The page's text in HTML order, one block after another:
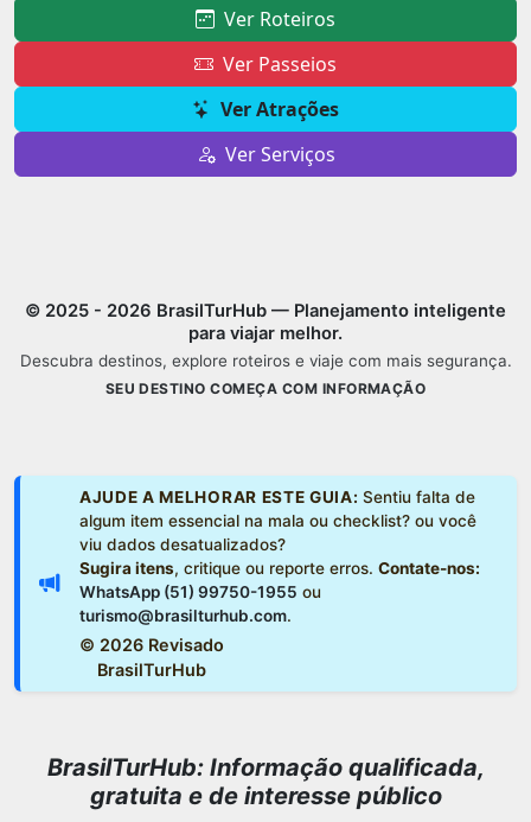
Ver Roteiros
Ver Passeios
Ver Atrações
Ver Serviços
© 2025 - 2026 BrasilTurHub — Planejamento inteligente
para viajar melhor.
Descubra destinos, explore roteiros e viaje com mais segurança.
SEU DESTINO COMEÇA COM INFORMAÇÃO
AJUDE A MELHORAR ESTE GUIA: Sentiu falta de
algum item essencial na mala ou checklist? ou você
viu dados desatualizados?
Sugira itens, critique ou reporte erros. Contate-nos:
WhatsApp (51) 99750-1955 ou
turismo@brasilturhub.com.
© 2026 Revisado
BrasilTurHub
BrasilTurHub: Informação qualificada,
gratuita e de interesse público